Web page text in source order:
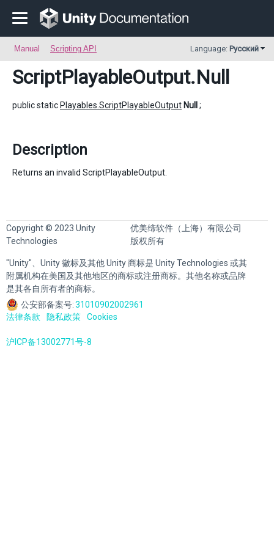
Manual Scripting API Language: Русский
ScriptPlayableOutput.Null
public static Playables.ScriptPlayableOutput Null ;
Description
Returns an invalid ScriptPlayableOutput.
Copyright © 2023 Unity
Technologies
优美缔软件（上海）有限公司
版权所有
"Unity"、Unity 徽标及其他 Unity 商标是 Unity Technologies 或其
附属机构在美国及其他地区的商标或注册商标。其他名称或品牌
是其各自所有者的商标。
公安部备案号:31010902002961
法律条款
隐私政策 Cookies
沪ICP备13002771号-8